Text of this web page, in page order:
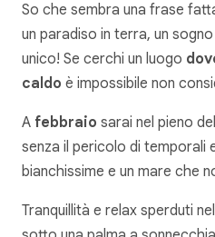
So che sembra una frase
un paradiso in terra, un
unico! Se cerchi un luogo
caldo è impossibile non
A febbraio sarai nel pieno
senza il pericolo di temporali
bianchissime e un mare che
Tranquillità e relax sperduti